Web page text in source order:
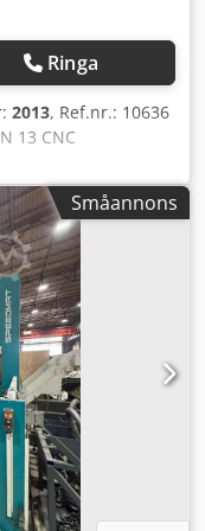
Ringa
2013, Ref.nr.: 10636
13 CNC
styrning
Halberstadt
Y-axel: 2000 mm
360° Max.
SK 50 Varvtal:
min Bordsstorlek:
- Styrsystemet
- Alla
i tornet
- Heidenhain,
(renoverad) -
Dwjdpfezc D E
och maskinskydd
ut under de senaste
Småannons